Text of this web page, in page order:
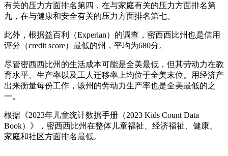
有关的压力方面排名第四，在与家庭有关的压力方面排名第
九，在与健康和安全有关的压力方面排名第七。
此外，根据益百利（Experian）的调查，密西西比州也是信用
评分（credit score）最低的州，平均为680分。
尽管密西西比州的生活成本可能是全美最低，但其劳动力在教
育水平、生产率以及工人迁移率上均位于全美末位。用经济产
出来衡量每份工作，该州的劳动力生产率也是全美最低的之
一。
根据《2023年儿童统计数据手册（2023 Kids Count Data
Book）》，密西西比州在整体儿童福祉、经济福祉、健康、
家庭和社区方面排名最低。